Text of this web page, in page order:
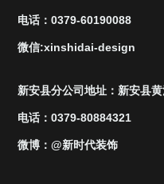
电话：0379-60190088
微信:xinshidai-design
新安县分公司地址：新安县
电话：0379-80884321
微博：@新时代装饰